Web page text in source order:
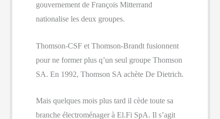
gouvernement de François Mitterrand
nationalise les deux groupes.
Thomson-CSF et Thomson-Brandt fusionnent
pour ne former plus q’un seul groupe Thomson
SA. En 1992, Thomson SA achète De Dietrich.
Mais quelques mois plus tard il cède toute sa
branche électroménager à El.Fi SpA. Il s’agit